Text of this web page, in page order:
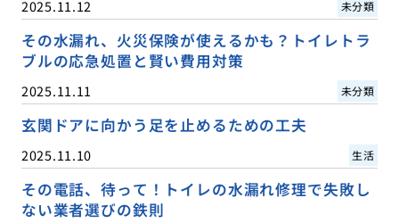
2025.11.12 未分類
その水漏れ、火災保険が使えるかも？トイレトラ
ブルの応急処置と賢い費用対策
2025.11.11 未分類
玄関ドアに向かう足を止めるための工夫
2025.11.10 生活
その電話、待って！トイレの水漏れ修理で失敗し
ない業者選びの鉄則